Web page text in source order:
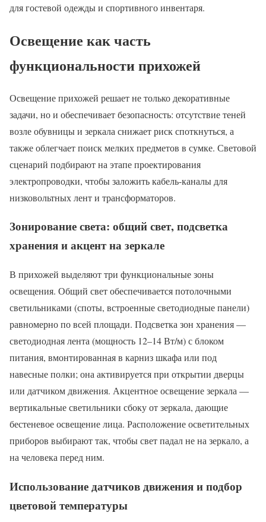
для гостевой одежды и спортивного инвентаря.
Освещение как часть
функциональности прихожей
Освещение прихожей решает не только декоративные
задачи, но и обеспечивает безопасность: отсутствие теней
возле обувницы и зеркала снижает риск споткнуться, а
также облегчает поиск мелких предметов в сумке. Световой
сценарий подбирают на этапе проектирования
электропроводки, чтобы заложить кабель-каналы для
низковольтных лент и трансформаторов.
Зонирование света: общий свет, подсветка
хранения и акцент на зеркале
В прихожей выделяют три функциональные зоны
освещения. Общий свет обеспечивается потолочными
светильниками (споты, встроенные светодиодные панели)
равномерно по всей площади. Подсветка зон хранения —
светодиодная лента (мощность 12–14 Вт/м) с блоком
питания, вмонтированная в карниз шкафа или под
навесные полки; она активируется при открытии дверцы
или датчиком движения. Акцентное освещение зеркала —
вертикальные светильники сбоку от зеркала, дающие
бестеневое освещение лица. Расположение осветительных
приборов выбирают так, чтобы свет падал не на зеркало, а
на человека перед ним.
Использование датчиков движения и подбор
цветовой температуры